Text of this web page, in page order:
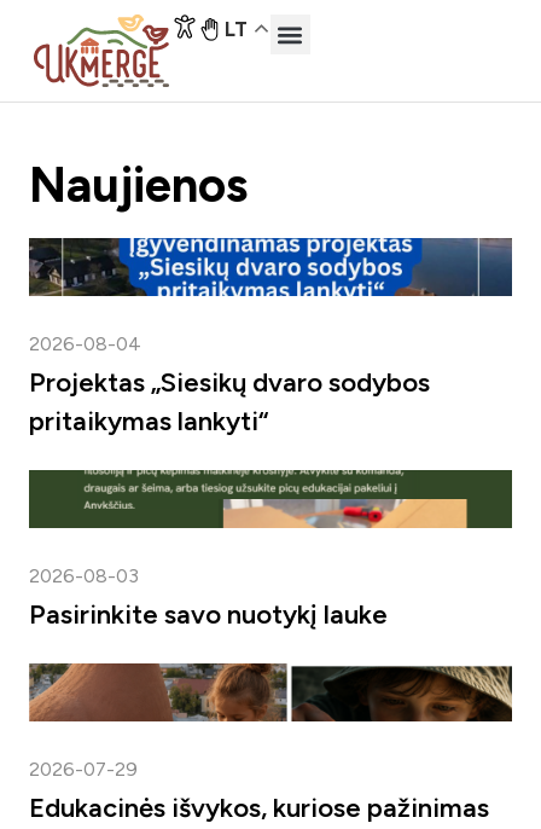
LT
Naujienos
2026-08-04
Projektas „Siesikų dvaro sodybos
pritaikymas lankyti“
2026-08-03
Pasirinkite savo nuotykį lauke
2026-07-29
Edukacinės išvykos, kuriose pažinimas